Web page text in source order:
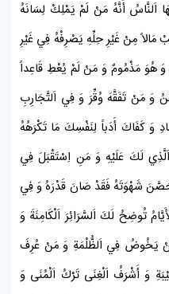
اَلنَّاسُ أَنَّهُ مَنْ لَمْ يَمْلِكْ لِسَانَهُ
مِنْ غَيْرِ حِلِّهِ يَصْرِفْهُ فِي غَيْرِ
هُوَ مَذْمُومٌ وَ مَنْ لَمْ يُعْطِ قَاعِداً
وَ مَنْ تَفَقَّهَ وُقِّرَ وَ فِي اَلتَّجَارِبِ
وَ كَفَاكَ أَدَباً لِنَفْسِكَ مَا تَكْرَهُهُ
لَكَ عَلَيْهِ وَ مَنِ اِسْتَقْبَلَ فِي
حَصَّنَ شَهْوَتَهُ فَقَدْ صَانَ قَدْرَهُ وَ فِي
تُوضِحُ لَكَ اَلسَّرَائِرَ اَلْكَامِنَةَ وَ
يَخُوضُ فِي اَلظُّلْمَةِ وَ مَنْ عُرِفَ
وَ أَشْرَفُ اَلْغِنَى تَرْكُ اَلْمُنَى وَ